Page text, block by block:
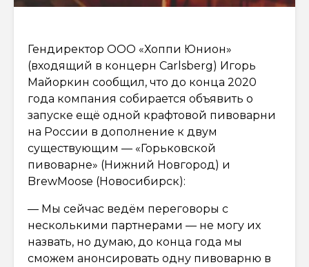
Гендиректор ООО «Хоппи Юнион»
(входящий в концерн Carlsberg) Игорь
Майоркин сообщил, что до конца 2020
года компания собирается объявить о
запуске ещё одной крафтовой пивоварни
на России в дополнение к двум
существующим — «Горьковской
пивоварне» (Нижний Новгород) и
BrewMoose (Новосибирск):
— Мы сейчас ведём переговоры с
несколькими партнерами — не могу их
назвать, но думаю, до конца года мы
сможем анонсировать одну пивоварню в